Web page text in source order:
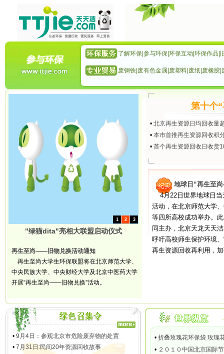
了解环保 参与环保 环保互动 环保作品
废钢铁 废有色金属 废塑料 废纸 废橡胶
"绿猫dita"亮相大联盟启动仪式
3
2
1
再生至尚——旧物兑换活动通知
再生至尚大学生环保联盟将在北京师范大学、
中央民族大学、中央财经大学及北京中医药大学
开展“再生至尚——旧物兑换”活动。
第十个
• 北京再生资源日均回收量
• 本市首推再生资源回收积
• 首个再生资源回收日收货
地球日“再生至尚
4月22日世界地球日当
活动，在北京师范大学
等四所高校成功举办。
同主办，北京天龙天天
呼吁高校师生保护环境
再生资源回收再利用，
• 9月4日：参观北京市危险废弃物的处置
• 7月31日:民间20年资源回收故事
• 折叠玫瑰花环保袋 玫瑰
• ２０１０中国北京国际